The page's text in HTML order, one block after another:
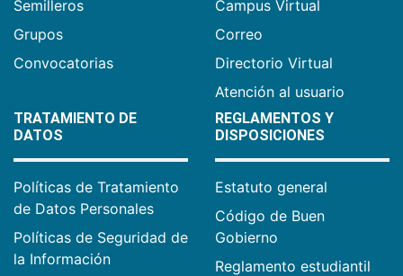
Semilleros
Grupos
Convocatorias
Campus Virtual
Correo
Directorio Virtual
Atención al usuario
TRATAMIENTO DE
DATOS
Políticas de Tratamiento
de Datos Personales
Políticas de Seguridad de
la Información
REGLAMENTOS Y
DISPOSICIONES
Estatuto general
Código de Buen
Gobierno
Reglamento estudiantil